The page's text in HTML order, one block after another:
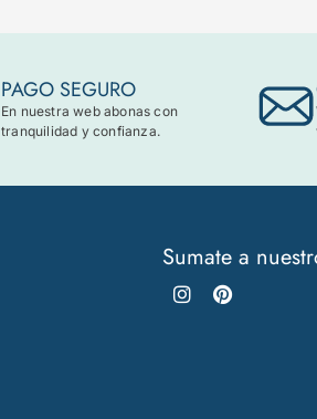
PAGO SEGURO
En nuestra web abonas con
tranquilidad y confianza.
Sumate a
Instagram
Pinterest